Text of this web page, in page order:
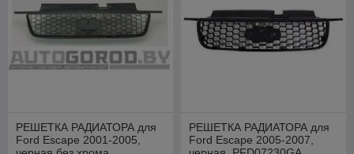
РЕШЕТКА РАДИАТОРА для
Ford Escape 2001-2005,
РЕШЕТКА РАДИАТОРА для
Ford Escape 2005-2007,